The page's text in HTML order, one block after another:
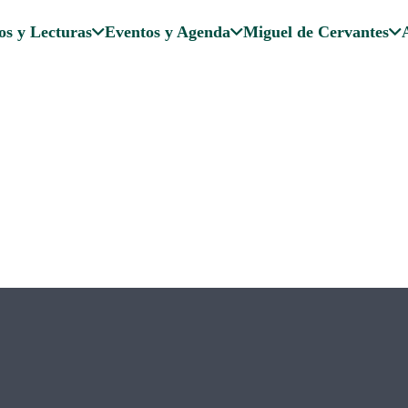
y Lecturas Eventos y Agenda Miguel de Cervantes